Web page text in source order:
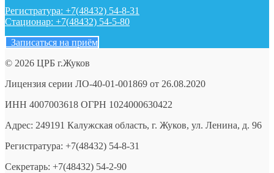
Регистратура: +7(48432) 54-8-31
Стационар: +7(48432) 54-5-80
Записаться на приём
© 2026 ЦРБ г.Жуков
Лицензия серии ЛО-40-01-001869 от 26.08.2020
ИНН 4007003618 ОГРН 1024000630422
Адрес: 249191 Калужская область, г. Жуков, ул. Ленина, д. 96
Регистратура: +7(48432) 54-8-31
Секретарь: +7(48432) 54-2-90